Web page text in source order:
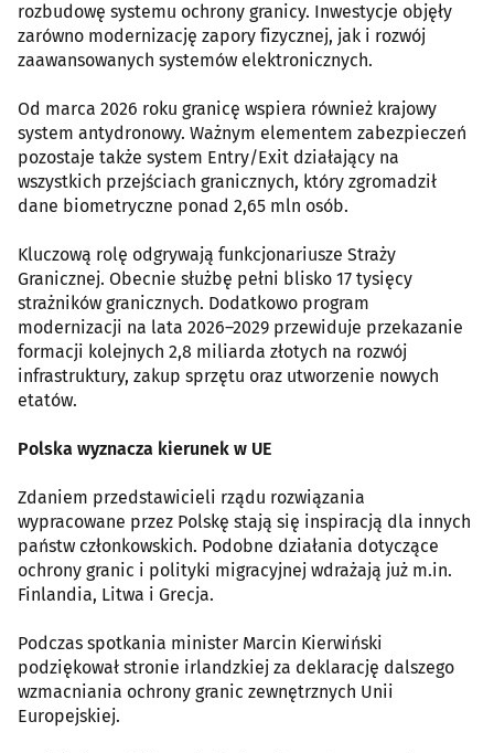
rozbudowę systemu ochrony granicy. Inwestycje objęły
zarówno modernizację zapory fizycznej, jak i rozwój
zaawansowanych systemów elektronicznych.
Od marca 2026 roku granicę wspiera również krajowy
system antydronowy. Ważnym elementem zabezpieczeń
pozostaje także system Entry/Exit działający na
wszystkich przejściach granicznych, który zgromadził
dane biometryczne ponad 2,65 mln osób.
Kluczową rolę odgrywają funkcjonariusze Straży
Granicznej. Obecnie służbę pełni blisko 17 tysięcy
strażników granicznych. Dodatkowo program
modernizacji na lata 2026–2029 przewiduje przekazanie
formacji kolejnych 2,8 miliarda złotych na rozwój
infrastruktury, zakup sprzętu oraz utworzenie nowych
etatów.
Polska wyznacza kierunek w UE
Zdaniem przedstawicieli rządu rozwiązania
wypracowane przez Polskę stają się inspiracją dla innych
państw członkowskich. Podobne działania dotyczące
ochrony granic i polityki migracyjnej wdrażają już m.in.
Finlandia, Litwa i Grecja.
Podczas spotkania minister Marcin Kierwiński
podziękował stronie irlandzkiej za deklarację dalszego
wzmacniania ochrony granic zewnętrznych Unii
Europejskiej.